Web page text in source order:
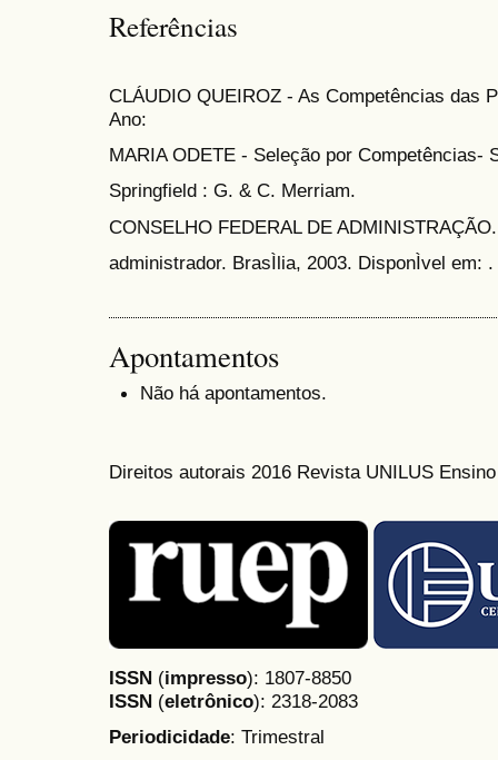
Referências
CLÁUDIO QUEIROZ - As Competências das
Ano:
MARIA ODETE - Seleção por Competências-
Springfield : G. & C. Merriam.
CONSELHO FEDERAL DE
administrador. BrasÌlia, 2003. DisponÌvel em:
Apontamentos
Não há apontamentos.
Direitos autorais 2016 Revista UNILUS
ISSN (impresso): 1807-8850
ISSN (eletrônico): 2318-2083
Periodicidade: Trimestral